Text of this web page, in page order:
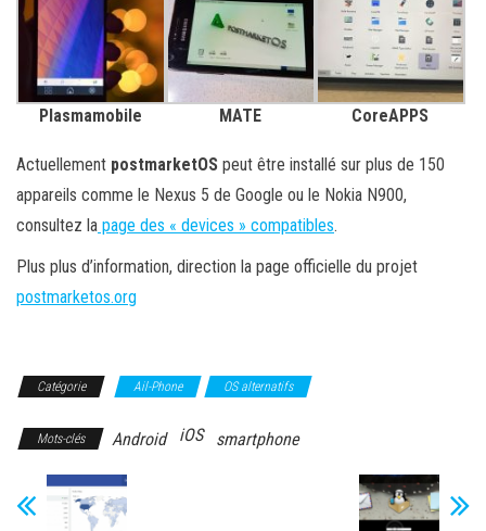
Plasmamobile MATE CoreAPPS
Actuellement postmarketOS peut être installé sur plus de 150
appareils comme le Nexus 5 de Google ou le Nokia N900,
consultez la page des « devices » compatibles.
Plus plus d’information, direction la page officielle du projet
postmarketos.org
Catégorie Ail-Phone OS alternatifs
Mots-clés Android iOS smartphone